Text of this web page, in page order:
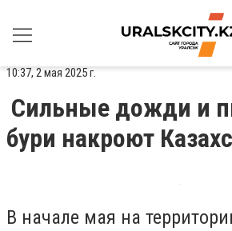
10:37, 2 мая 2025 г.
Сильные дожди и
бури накроют
В начале мая на